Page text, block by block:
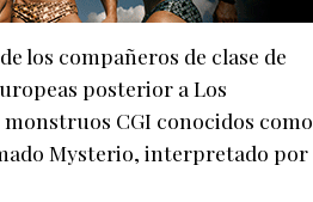
los compañeros de clase de
posterior a Los
CGI conocidos como
Mysterio, interpretado por